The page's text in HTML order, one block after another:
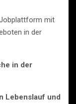
mit
in der
in der
Lebenslauf und